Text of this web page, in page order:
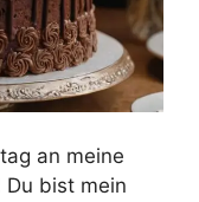
an meine
bist mein